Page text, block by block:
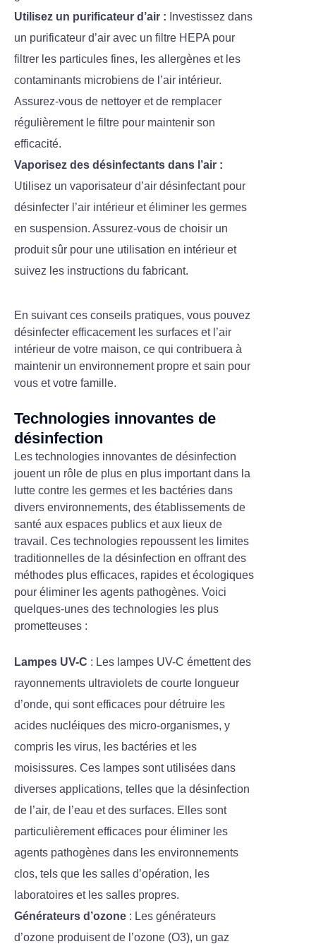
Utilisez un purificateur d’air : Investissez dans
un purificateur d’air avec un filtre HEPA pour
filtrer les particules fines, les allergènes et les
contaminants microbiens de l’air intérieur.
Assurez-vous de nettoyer et de remplacer
régulièrement le filtre pour maintenir son
efficacité.
Vaporisez des désinfectants dans l’air :
Utilisez un vaporisateur d’air désinfectant pour
désinfecter l’air intérieur et éliminer les germes
en suspension. Assurez-vous de choisir un
produit sûr pour une utilisation en intérieur et
suivez les instructions du fabricant.
En suivant ces conseils pratiques, vous pouvez
désinfecter efficacement les surfaces et l’air
intérieur de votre maison, ce qui contribuera à
maintenir un environnement propre et sain pour
vous et votre famille.
Technologies innovantes de
désinfection
Les technologies innovantes de désinfection
jouent un rôle de plus en plus important dans la
lutte contre les germes et les bactéries dans
divers environnements, des établissements de
santé aux espaces publics et aux lieux de
travail. Ces technologies repoussent les limites
traditionnelles de la désinfection en offrant des
méthodes plus efficaces, rapides et écologiques
pour éliminer les agents pathogènes. Voici
quelques-unes des technologies les plus
prometteuses :
Lampes UV-C : Les lampes UV-C émettent des
rayonnements ultraviolets de courte longueur
d’onde, qui sont efficaces pour détruire les
acides nucléiques des micro-organismes, y
compris les virus, les bactéries et les
moisissures. Ces lampes sont utilisées dans
diverses applications, telles que la désinfection
de l’air, de l’eau et des surfaces. Elles sont
particulièrement efficaces pour éliminer les
agents pathogènes dans les environnements
clos, tels que les salles d’opération, les
laboratoires et les salles propres.
Générateurs d’ozone : Les générateurs
d’ozone produisent de l’ozone (O3), un gaz